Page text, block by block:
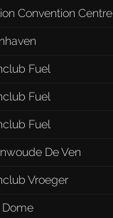
Convention Centre
Fuel
Fuel
Fuel
De Ven
Vroeger